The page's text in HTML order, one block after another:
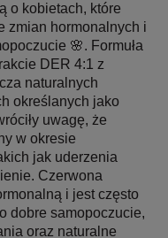
o kobietach, które
zmian hormonalnych i
🌸. Formuła
DER 4:1 z
naturalnych
określanych jako
uwagę, że
w okresie
jak uderzenia
Czerwona
i jest często
dobre samopoczucie,
oraz naturalne